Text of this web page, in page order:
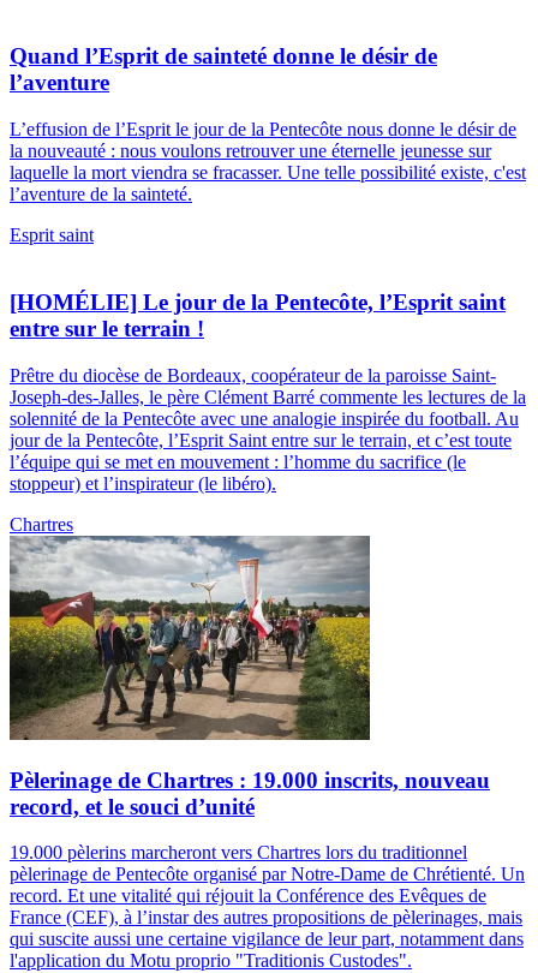
Quand l’Esprit de sainteté donne le désir de
l’aventure
L’effusion de l’Esprit le jour de la Pentecôte nous donne le désir de
la nouveauté : nous voulons retrouver une éternelle jeunesse sur
laquelle la mort viendra se fracasser. Une telle possibilité existe, c'est
l’aventure de la sainteté.
Esprit saint
[HOMÉLIE] Le jour de la Pentecôte, l’Esprit saint
entre sur le terrain !
Prêtre du diocèse de Bordeaux, coopérateur de la paroisse Saint-
Joseph-des-Jalles, le père Clément Barré commente les lectures de la
solennité de la Pentecôte avec une analogie inspirée du football. Au
jour de la Pentecôte, l’Esprit Saint entre sur le terrain, et c’est toute
l’équipe qui se met en mouvement : l’homme du sacrifice (le
stoppeur) et l’inspirateur (le libéro).
Chartres
Pèlerinage de Chartres : 19.000 inscrits, nouveau
record, et le souci d’unité
19.000 pèlerins marcheront vers Chartres lors du traditionnel
pèlerinage de Pentecôte organisé par Notre-Dame de Chrétienté. Un
record. Et une vitalité qui réjouit la Conférence des Evêques de
France (CEF), à l’instar des autres propositions de pèlerinages, mais
qui suscite aussi une certaine vigilance de leur part, notamment dans
l'application du Motu proprio "Traditionis Custodes".